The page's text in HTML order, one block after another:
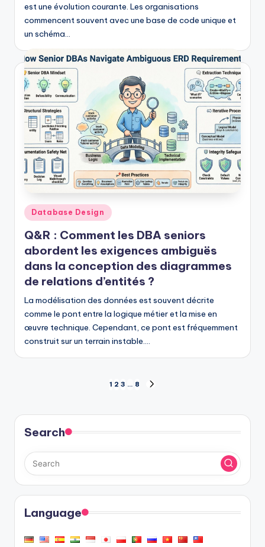
est une évolution courante. Les organisations
commencent souvent avec une base de code unique et
un schéma…
Posted
in
Database Design
Q&R : Comment les DBA seniors
abordent les exigences ambiguës
dans la conception des diagrammes
de relations d’entités ?
La modélisation des données est souvent décrite
comme le pont entre la logique métier et la mise en
œuvre technique. Cependant, ce pont est fréquemment
construit sur un terrain instable.…
des
publications
1 2 3 … 8
Search
Language